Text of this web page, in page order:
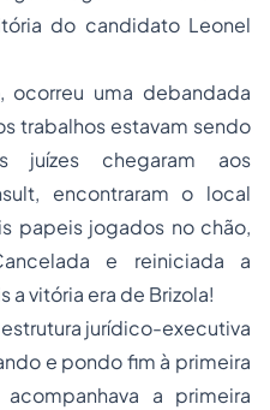
do candidato Leonel
ocorreu uma debandada
trabalhos estavam sendo
juízes chegaram aos
encontraram o local
papeis jogados no chão,
e reiniciada a
vitória era de Brizola!
jurídico-executiva
e pondo fim à primeira
a primeira